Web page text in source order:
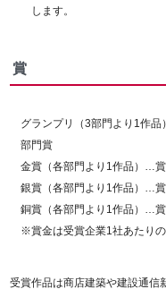
します。
賞
グランプリ（3部門より1作
部門賞
金賞（各部門より1作品）…
銀賞（各部門より1作品）…
銅賞（各部門より1作品）…
※賞金は受賞企業1社あたり
受賞作品は商店建築や建設通信